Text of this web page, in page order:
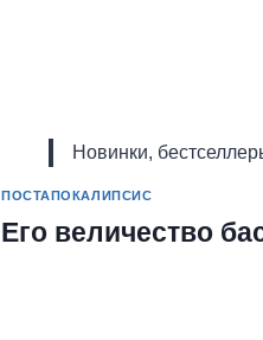
Новинки,
ПОСТАПОКАЛИПСИС
Его величество